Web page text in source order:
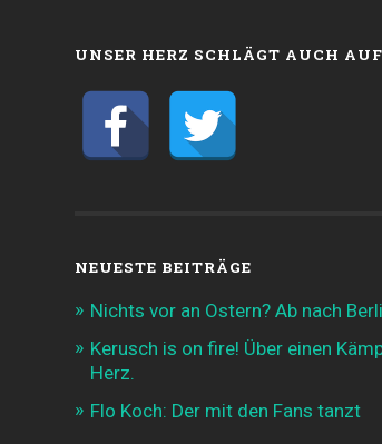
UNSER HERZ SCHLÄGT AUCH AUF
NEUESTE BEITRÄGE
Nichts vor an Ostern? Ab nach
Kerusch is on fire! Über einen
Herz.
Flo Koch: Der mit den Fans tanzt